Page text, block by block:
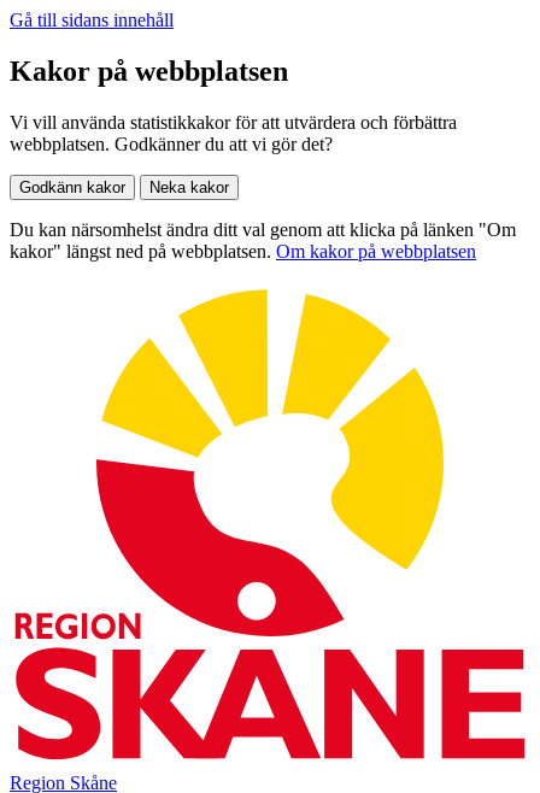
Gå till sidans innehåll
Kakor på webbplatsen
Vi vill använda statistikkakor för att utvärdera och förbättra
webbplatsen. Godkänner du att vi gör det?
Godkänn kakor Neka kakor
Du kan närsomhelst ändra ditt val genom att klicka på länken "Om
kakor" längst ned på webbplatsen. Om kakor på webbplatsen
Region Skåne